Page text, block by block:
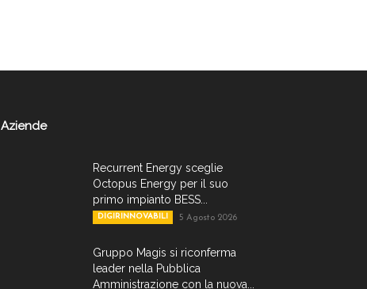
Aziende
Recurrent Energy sceglie
Octopus Energy per il suo
primo impianto BESS...
DIGIRINNOVABILI 5 Agosto 2026
Gruppo Magis si riconferma
leader nella Pubblica
Amministrazione con la nuova...